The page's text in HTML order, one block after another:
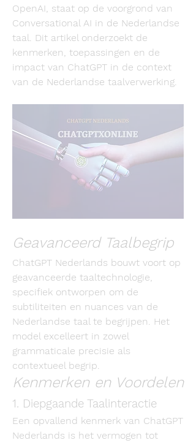
OpenAI, staat op de voorgrond van
Conversational AI in de Nederlandse
taal. Dit artikel onderzoekt de
kenmerken, toepassingen en de
impact van ChatGPT in de context
van de Nederlandse taalverwerking.
Geavanceerd Taalbegrip
ChatGPT Nederlands bouwt voort op
geavanceerde taaltechnologie,
specifiek ontworpen om de
subtiliteiten en nuances van de
Nederlandse taal te begrijpen. Het
model excelleert in zowel
grammaticale precisie als
contextueel begrip.
Kenmerken en Voordelen
1. Diepgaande Taalinteractie
Een opvallend kenmerk van ChatGPT
Nederlands is het vermogen tot